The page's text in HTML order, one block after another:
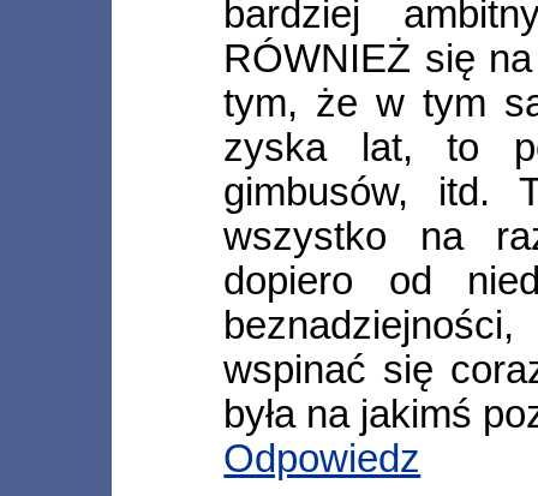
bardziej
RÓWNIEŻ się
tym, że w tym
zyska lat, to
gimbusów, itd.
wszystko na
dopiero od
wspinać się
była na jakimś
Odpowiedz